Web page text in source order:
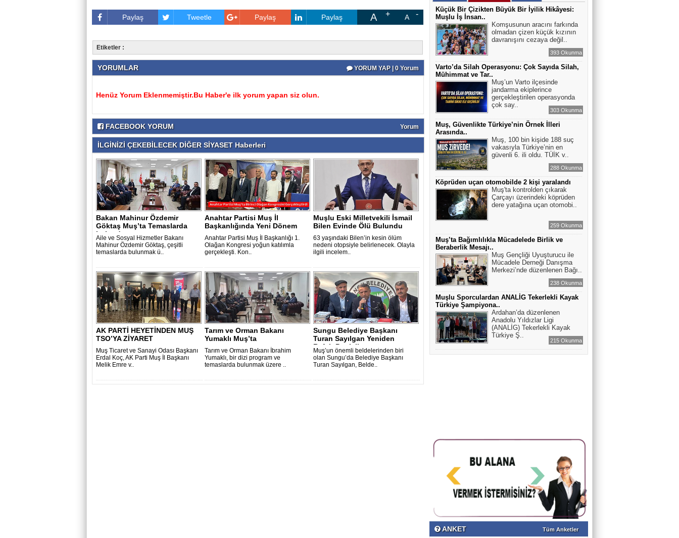
Paylaş Tweetle Paylaş Paylaş A A
Etiketler :
YORUMLAR YORUM YAP | 0 Yorum
Henüz Yorum Eklenmemiştir.Bu Haber'e ilk yorum yapan siz olun.
FACEBOOK YORUM Yorum
İLGİNİZİ ÇEKEBİLECEK DİĞER SİYASET Haberleri
Bakan Mahinur Özdemir
Göktaş Muş’ta Temaslarda
bulundu ..
Aile ve Sosyal Hizmetler Bakanı
Mahinur Özdemir Göktaş, çeşitli
temaslarda bulunmak ü..
Anahtar Partisi Muş İl
Başkanlığında Yeni Dönem
Anahtar Partisi Muş İl Başkanlığı 1.
Olağan Kongresi yoğun katılımla
gerçekleşti. Kon..
Muşlu Eski Milletvekili İsmail
Bilen Evinde Ölü Bulundu
63 yaşındaki Bilen’in kesin ölüm
nedeni otopsiyle belirlenecek. Olayla
ilgili incelem..
AK PARTİ HEYETİNDEN MUŞ
TSO’YA ZİYARET
Muş Ticaret ve Sanayi Odası Başkanı
Erdal Koç, AK Parti Muş İl Başkanı
Melik Emre v..
Tarım ve Orman Bakanı
Yumaklı Muş’ta
Tarım ve Orman Bakanı İbrahim
Yumaklı, bir dizi program ve
temaslarda bulunmak üzere ..
Sungu Belediye Başkanı
Turan Sayılgan Yeniden
Refah Partisi’..
Muş’un önemli beldelerinden biri
olan Sungu’da Belediye Başkanı
Turan Sayılgan, Belde..
Küçük Bir Çizikten Büyük Bir İyilik Hikâyesi:
Muşlu İş İnsan..
Komşusunun aracını farkında
olmadan çizen küçük kızının
davranışını cezaya değil..
393 Okunma
Varto’da Silah Operasyonu: Çok Sayıda Silah,
Mühimmat ve Tar..
Muş’un Varto ilçesinde
jandarma ekiplerince
gerçekleştirilen operasyonda
çok say..
303 Okunma
Muş, Güvenlikte Türkiye’nin Örnek İlleri
Arasında..
Muş, 100 bin kişide 188 suç
vakasıyla Türkiye’nin en
güvenli 6. ili oldu. TÜİK v..
288 Okunma
Köprüden uçan otomobilde 2 kişi yaralandı
Muş'ta kontrolden çıkarak
Çarçayı üzerindeki köprüden
dere yatağına uçan otomobi..
259 Okunma
Muş’ta Bağımlılıkla Mücadelede Birlik ve
Beraberlik Mesajı..
Muş Gençliği Uyuşturucu ile
Mücadele Derneği Danışma
Merkezi’nde düzenlenen Bağı..
238 Okunma
Muşlu Sporculardan ANALİG Tekerlekli Kayak
Türkiye Şampiyona..
Ardahan’da düzenlenen
Anadolu Yıldızlar Ligi
(ANALİG) Tekerlekli Kayak
Türkiye Ş..
215 Okunma
ANKET Tüm Anketler